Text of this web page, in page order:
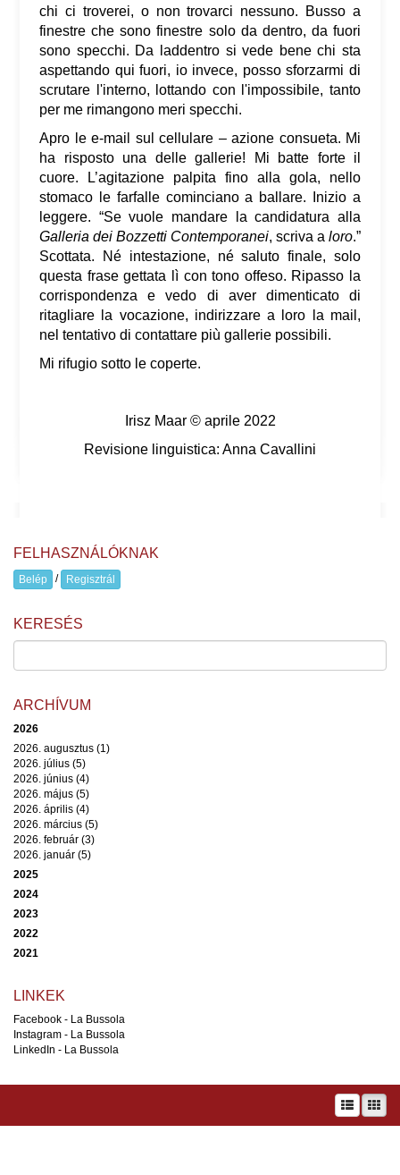
chi ci troverei, o non trovarci nessuno. Busso a
finestre che sono finestre solo da dentro, da fuori
sono specchi. Da laddentro si vede bene chi sta
aspettando qui fuori, io invece, posso sforzarmi di
scrutare l'interno, lottando con l'impossibile, tanto
per me rimangono meri specchi.
Apro le e-mail sul cellulare – azione consueta. Mi
ha risposto una delle gallerie! Mi batte forte il
cuore. L’agitazione palpita fino alla gola, nello
stomaco le farfalle cominciano a ballare. Inizio a
leggere. “Se vuole mandare la candidatura alla
Galleria dei Bozzetti Contemporanei, scriva a loro.”
Scottata. Né intestazione, né saluto finale, solo
questa frase gettata lì con tono offeso. Ripasso la
corrispondenza e vedo di aver dimenticato di
ritagliare la vocazione, indirizzare a loro la mail,
nel tentativo di contattare più gallerie possibili.
Mi rifugio sotto le coperte.
Irisz Maar © aprile 2022
Revisione linguistica: Anna Cavallini
FELHASZNÁLÓKNAK
Belép / Regisztrál
KERESÉS
ARCHÍVUM
2026
2026. augusztus (1)
2026. július (5)
2026. június (4)
2026. május (5)
2026. április (4)
2026. március (5)
2026. február (3)
2026. január (5)
2025
2024
2023
2022
2021
LINKEK
Facebook - La Bussola
Instagram - La Bussola
LinkedIn - La Bussola